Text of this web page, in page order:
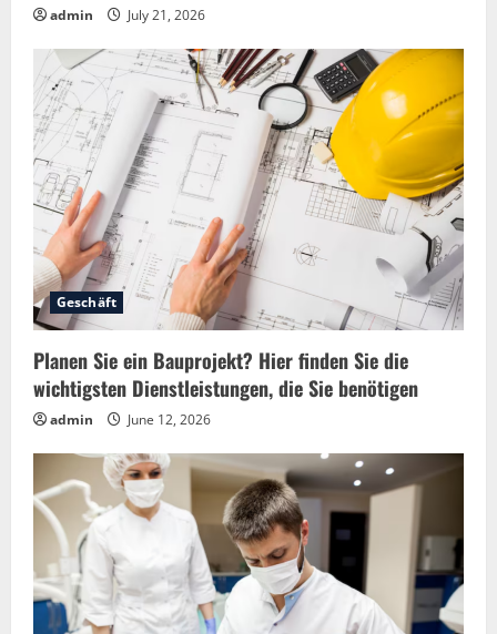
admin July 21, 2026
Geschäft
Planen Sie ein Bauprojekt? Hier finden Sie die
wichtigsten Dienstleistungen, die Sie benötigen
admin June 12, 2026